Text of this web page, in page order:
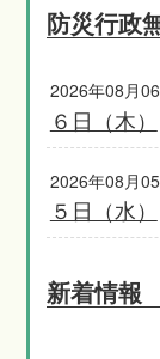
防災行政
2026年08月
６日（木）
2026年08月
５日（水）
新着情報